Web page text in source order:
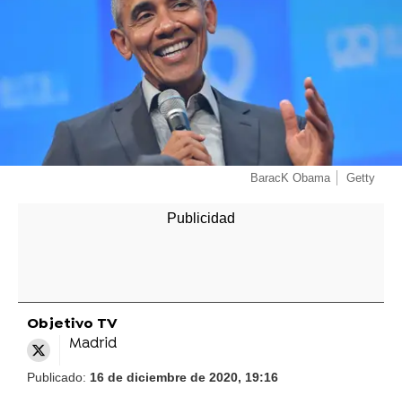
BaracK Obama Getty
Objetivo TV
Madrid
Publicado: 16 de diciembre de 2020, 19:16